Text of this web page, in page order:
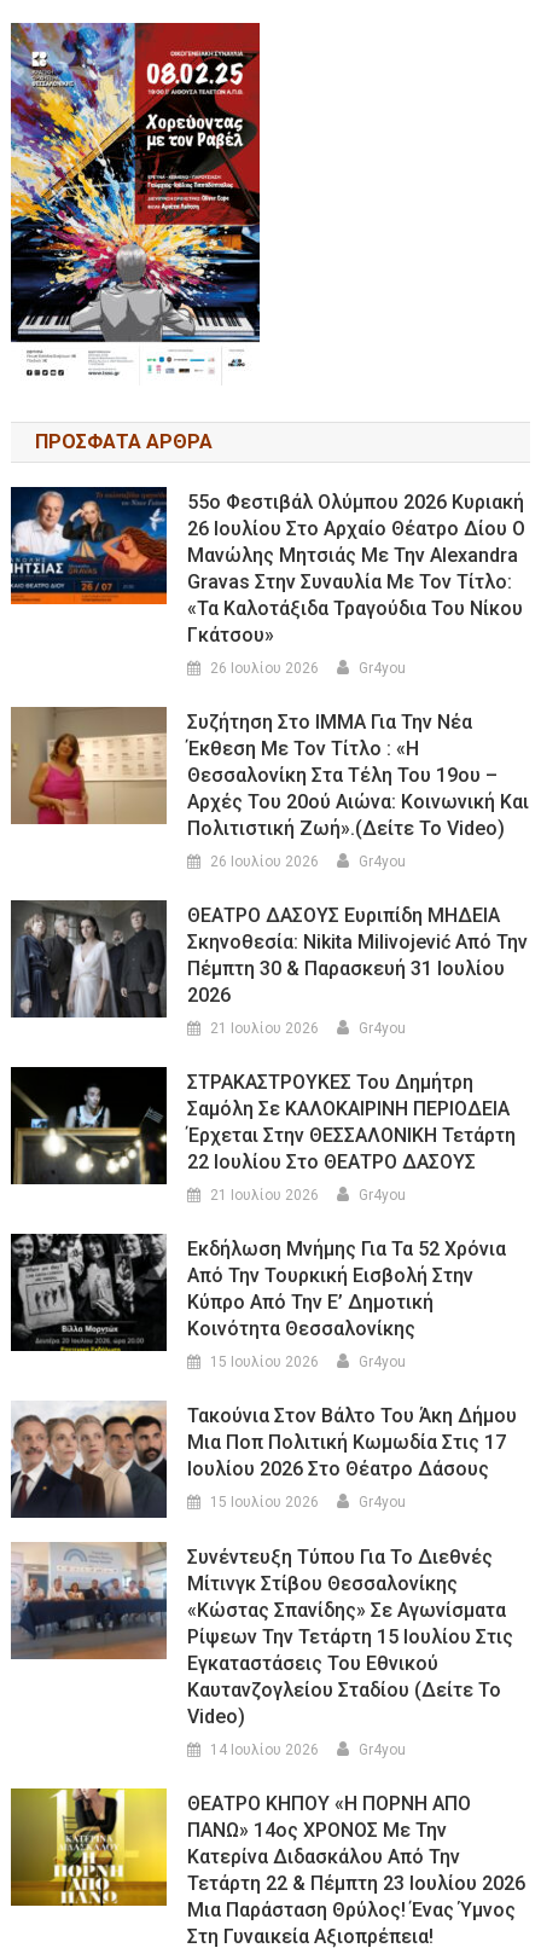
ΠΡΟΣΦΑΤΑ ΑΡΘΡΑ
55ο Φεστιβάλ Ολύμπου 2026 Κυριακή
26 Ιουλίου Στο Αρχαίο Θέατρο Δίου Ο
Μανώλης Μητσιάς Με Την Alexandra
Gravas Στην Συναυλία Με Τον Τίτλο:
«τα Καλοτάξιδα Τραγούδια Του Νίκου
Γκάτσου»
26 Ιουλίου 2026 Gr4you
Συζήτηση Στο ΙΜΜΑ Για Την Νέα
Έκθεση Με Τον Τίτλο : «Η
Θεσσαλονίκη Στα Τέλη Του 19ου –
Αρχές Του 20ού Αιώνα: Κοινωνική Και
Πολιτιστική Ζωή».(Δείτε Το Video)
26 Ιουλίου 2026 Gr4you
ΘΕΑΤΡΟ ΔΑΣΟΥΣ Ευριπίδη ΜΗΔΕΙΑ
Σκηνοθεσία: Nikita Milivojević Από Την
Πέμπτη 30 & Παρασκευή 31 Ιουλίου
2026
21 Ιουλίου 2026 Gr4you
ΣΤΡΑΚΑΣΤΡΟΥΚΕΣ Του Δημήτρη
Σαμόλη Σε ΚΑΛΟΚΑΙΡΙΝΗ ΠΕΡΙΟΔΕΙΑ
Έρχεται Στην ΘΕΣΣΑΛΟΝΙΚΗ Τετάρτη
22 Ιουλίου Στο ΘΕΑΤΡΟ ΔΑΣΟΥΣ
21 Ιουλίου 2026 Gr4you
Εκδήλωση Μνήμης Για Τα 52 Χρόνια
Από Την Τουρκική Εισβολή Στην
Κύπρο Από Την Ε’ Δημοτική
Κοινότητα Θεσσαλονίκης
15 Ιουλίου 2026 Gr4you
Τακούνια Στον Βάλτο Του Άκη Δήμου
Μια Ποπ Πολιτική Κωμωδία Στις 17
Ιουλίου 2026 Στο Θέατρο Δάσους
15 Ιουλίου 2026 Gr4you
Συνέντευξη Τύπου Για Το Διεθνές
Μίτινγκ Στίβου Θεσσαλονίκης
«Κώστας Σπανίδης» Σε Αγωνίσματα
Ρίψεων Την Τετάρτη 15 Ιουλίου Στις
Εγκαταστάσεις Του Εθνικού
Καυτανζογλείου Σταδίου (Δείτε Το
Video)
14 Ιουλίου 2026 Gr4you
ΘΕΑΤΡΟ ΚΗΠΟΥ «Η ΠΟΡΝΗ ΑΠΟ
ΠΑΝΩ» 14ος ΧΡΟΝΟΣ Με Την
Κατερίνα Διδασκάλου Από Την
Τετάρτη 22 & Πέμπτη 23 Ιουλίου 2026
Μια Παράσταση Θρύλος! Ένας Ύμνος
Στη Γυναικεία Αξιοπρέπεια!